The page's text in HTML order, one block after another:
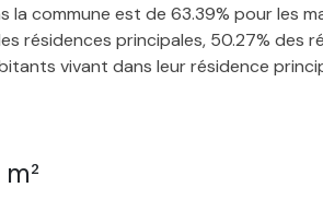
commune est de 63.39% pour les
résidences principales, 50.27% des
vivant dans leur résidence